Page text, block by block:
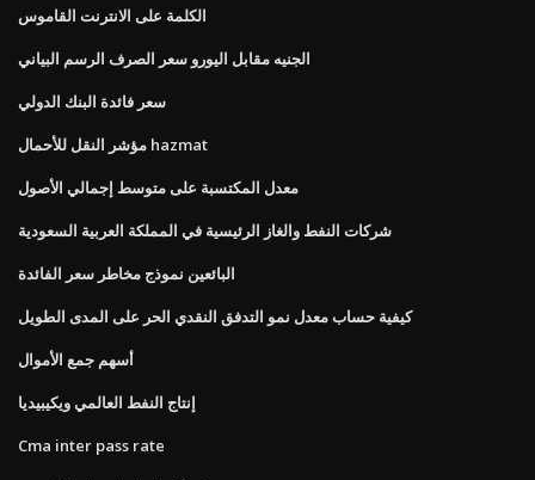
الكلمة على الانترنت القاموس
الجنيه مقابل اليورو سعر الصرف الرسم البياني
سعر فائدة البنك الدولي
مؤشر النقل للأحمال hazmat
معدل المكتسبة على متوسط ​​إجمالي الأصول
شركات النفط والغاز الرئيسية في المملكة العربية السعودية
البائعين نموذج مخاطر سعر الفائدة
كيفية حساب معدل نمو التدفق النقدي الحر على المدى الطويل
أسهم جمع الأموال
إنتاج النفط العالمي ويكيبيديا
Cma inter pass rate